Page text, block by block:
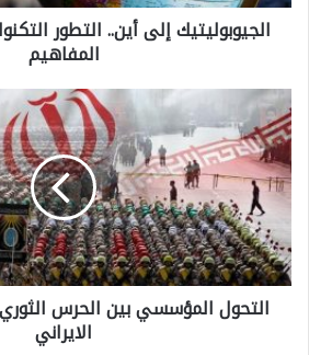
ي
ت
ك
ل
ى
الجيوبوليتيك إلى أين.. التطور
المفاهيم
ا
ل
ت
ل
التحول المؤسسي بين الحرس
الايراني